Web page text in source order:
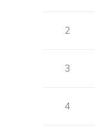
2
3
4